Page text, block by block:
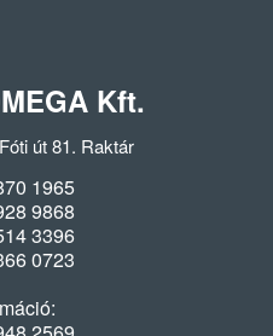
Kft.
út 81. Raktár
1965
9868
3396
0723